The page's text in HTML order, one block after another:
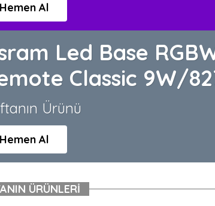
Hemen Al
Led Base
Classic 9W/
Ürünü
Hemen Al
ÜRÜNLERİ